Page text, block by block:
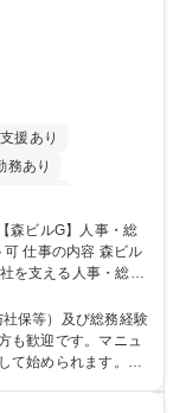
援あり
務あり
以内 土日祝休み
ル
を支える人事・総務
当し、ゆくゆくは制
す。 ■勤怠管
理全般 ■入退社手続
社内イベントの企画
保等）及び総務経験
も歓迎です。マニュ
て始められます。